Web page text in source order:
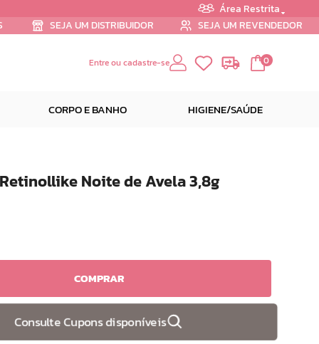
Área Restrita
SEJA UM DISTRIBUIDOR SEJA UM REVENDEDOR
Entre ou cadastre-se 0
CORPO E BANHO HIGIENE/SAÚDE
Noite de Avela 3,8g
COMPRAR
Consulte Cupons disponíveis